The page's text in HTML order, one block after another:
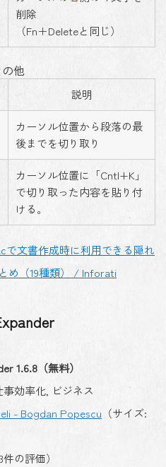
削除
（Fn＋Deleteと同じ）
の他
説明
カーソル位置から段落の最
後までを切り取り
カーソル位置に「Cntl+K」
で切り取った内容を貼り付
ける。
で文書作成時に利用できる隠れ
め（19種類） / Inforati
1.6.8（無料）
事効率化, ビジネス
- Bogdan Popescu （サイズ:
の評価）